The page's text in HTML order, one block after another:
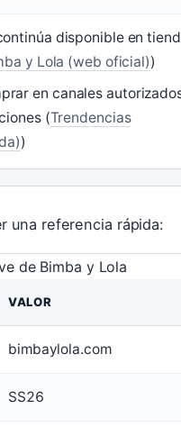
disponible en
y Lola (web oficial))
en canales
(Trendencias
)
una referencia rápida:
de Bimba y Lola
VALOR
bimbaylola.com
SS26